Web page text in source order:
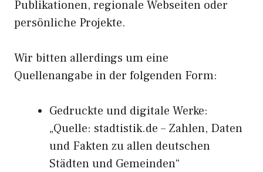
Publikationen, regionale Webseiten oder
persönliche Projekte.
Wir bitten allerdings um eine
Quellenangabe in der folgenden Form:
Gedruckte und digitale Werke:
„Quelle: stadtistik.de – Zahlen, Daten
und Fakten zu allen deutschen
Städten und Gemeinden“